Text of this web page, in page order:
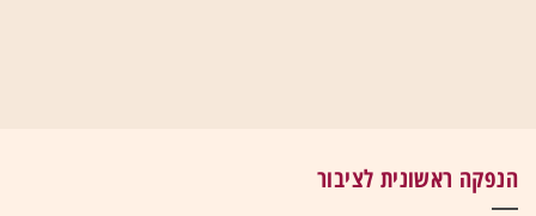
הנפקה ראשונית לציבור